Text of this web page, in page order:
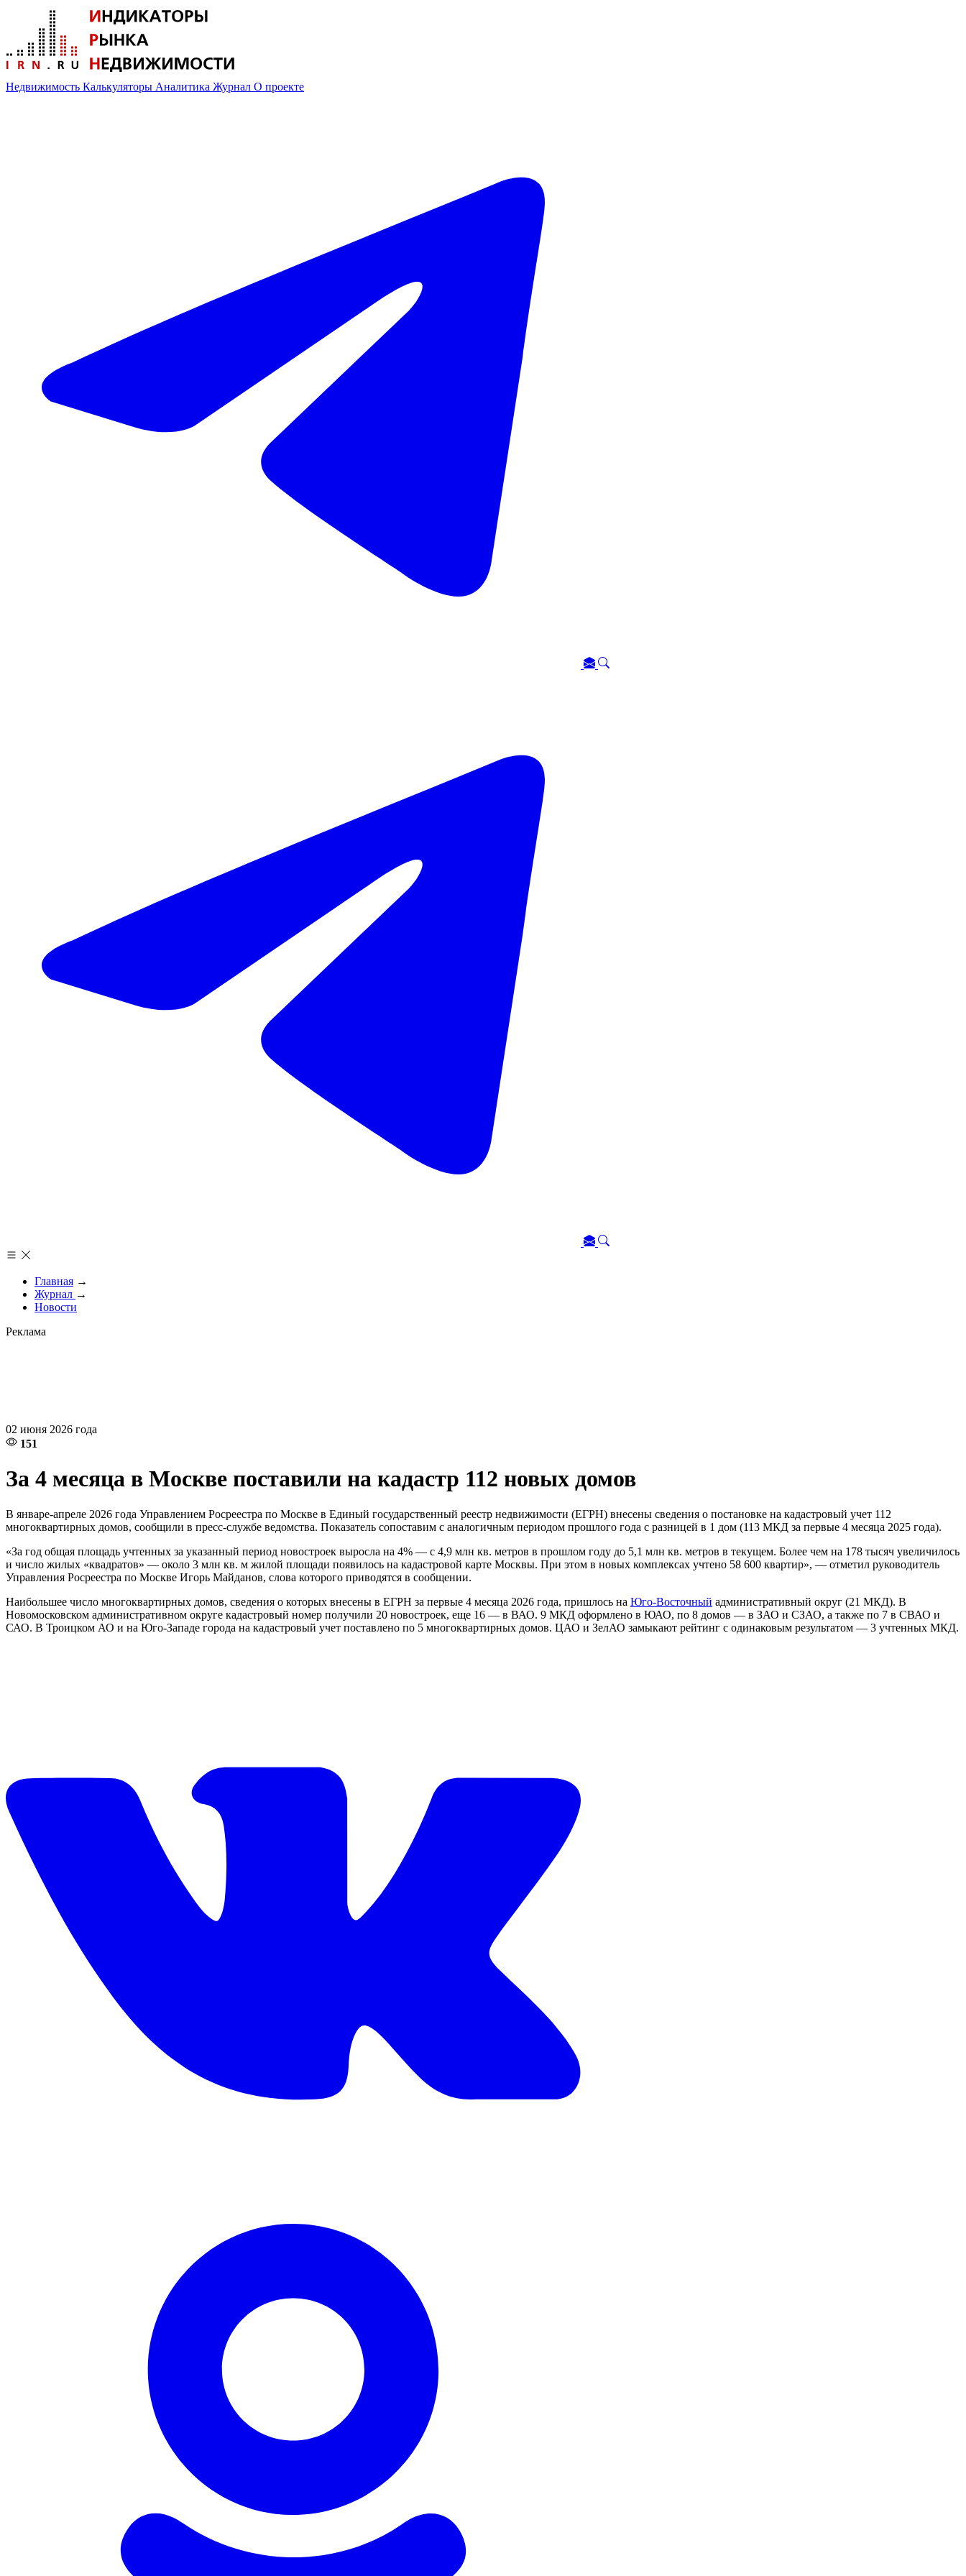
Недвижимость Калькуляторы Аналитика Журнал О проекте
Главная →
Журнал →
Новости
Реклама
02 июня 2026 года
151
За 4 месяца в Москве поставили на кадастр 112 новых домов
В январе-апреле 2026 года Управлением Росреестра по Москве в Единый государственный реестр недвижимости (ЕГРН) внесены сведения о постановке на кадастровый учет 112
многоквартирных домов, сообщили в пресс-службе ведомства. Показатель сопоставим с аналогичным периодом прошлого года с разницей в 1 дом (113 МКД за первые 4 месяца 2025 года).
«За год общая площадь учтенных за указанный период новостроек выросла на 4% — с 4,9 млн кв. метров в прошлом году до 5,1 млн кв. метров в текущем. Более чем на 178 тысяч увеличилось
и число жилых «квадратов» — около 3 млн кв. м жилой площади появилось на кадастровой карте Москвы. При этом в новых комплексах учтено 58 600 квартир», — отметил руководитель
Управления Росреестра по Москве Игорь Майданов, слова которого приводятся в сообщении.
Наибольшее число многоквартирных домов, сведения о которых внесены в ЕГРН за первые 4 месяца 2026 года, пришлось на Юго-Восточный административный округ (21 МКД). В
Новомосковском административном округе кадастровый номер получили 20 новостроек, еще 16 — в ВАО. 9 МКД оформлено в ЮАО, по 8 домов — в ЗАО и СЗАО, а также по 7 в СВАО и
САО. В Троицком АО и на Юго-Западе города на кадастровый учет поставлено по 5 многоквартирных домов. ЦАО и ЗелАО замыкают рейтинг с одинаковым результатом — 3 учтенных МКД.